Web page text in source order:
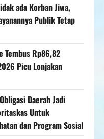
ada Korban Jiwa,
Publik Tetap
Tembus Rp86,82
Picu Lonjakan
Daerah Jadi
Untuk
dan Program Sosial